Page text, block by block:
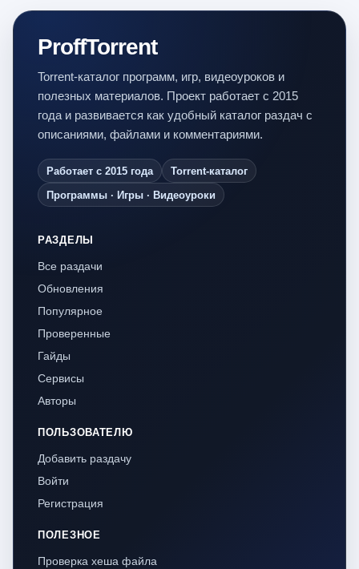
ProffTorrent
Torrent-каталог программ, игр, видеоуроков и
полезных материалов. Проект работает с 2015
года и развивается как удобный каталог раздач с
описаниями, файлами и комментариями.
Работает с 2015 года
Torrent-каталог
Программы · Игры · Видеоуроки
РАЗДЕЛЫ
Все раздачи
Обновления
Популярное
Проверенные
Гайды
Сервисы
Авторы
ПОЛЬЗОВАТЕЛЮ
Добавить раздачу
Войти
Регистрация
ПОЛЕЗНОЕ
Проверка хеша файла